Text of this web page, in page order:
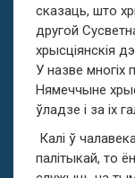
сказаць, што
другой
хрысціянскія
У назве многіх
Нямеччыне
ўладзе і за іх
Калі ў
палітыкай, то